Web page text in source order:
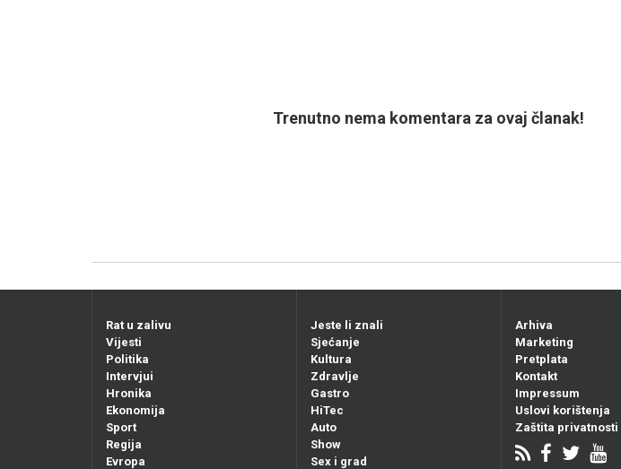
Trenutno nema komentara za ovaj članak!
Rat u zalivu
Vijesti
Politika
Intervjui
Hronika
Ekonomija
Sport
Regija
Evropa
Jeste li znali
Sjećanje
Kultura
Zdravlje
Gastro
HiTec
Auto
Show
Sex i grad
Arhiva
Marketing
Pretplata
Kontakt
Impressum
Uslovi korištenja
Zaštita privatnosti